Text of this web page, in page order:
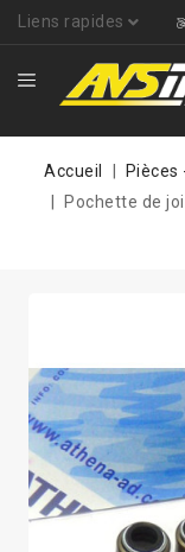
Liens rapides
Accueil Pièces
Pochette de